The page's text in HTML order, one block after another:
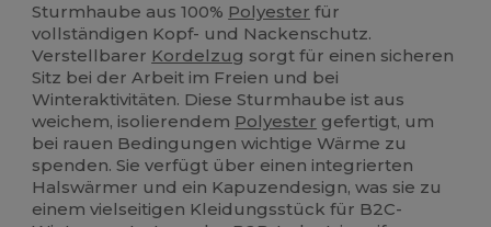
Sturmhaube aus 100% Polyester für
vollständigen Kopf- und Nackenschutz.
Verstellbarer Kordelzug sorgt für einen sicheren
Sitz bei der Arbeit im Freien und bei
Winteraktivitäten. Diese Sturmhaube ist aus
weichem, isolierendem Polyester gefertigt, um
bei rauen Bedingungen wichtige Wärme zu
spenden. Sie verfügt über einen integrierten
Halswärmer und ein Kapuzendesign, was sie zu
einem vielseitigen Kleidungsstück für B2C-